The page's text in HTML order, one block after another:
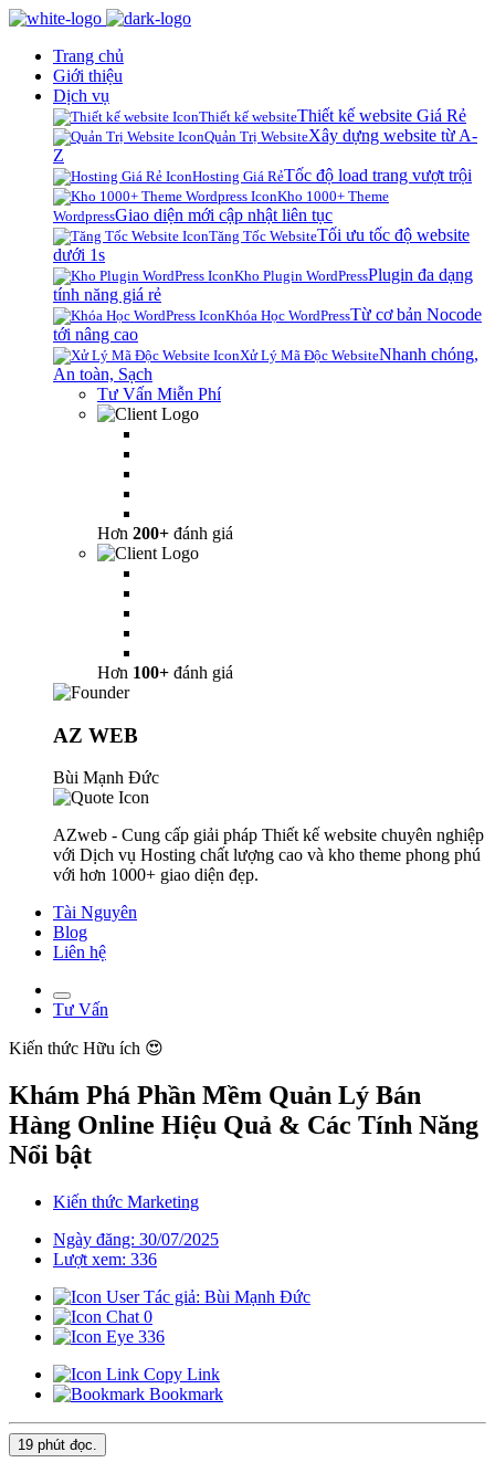
Trang chủ
Giới thiệu
Dịch vụ
Thiết kế websiteThiết kế website Giá Rẻ
Quản Trị WebsiteXây dựng website từ A-
Z
Hosting Giá RẻTốc độ load trang vượt trội
Kho 1000+ Theme
WordpressGiao diện mới cập nhật liên tục
Tăng Tốc WebsiteTối ưu tốc độ website
dưới 1s
Kho Plugin WordPressPlugin đa dạng
tính năng giá rẻ
Khóa Học WordPressTừ cơ bản Nocode
tới nâng cao
Xử Lý Mã Độc WebsiteNhanh chóng,
An toàn, Sạch
Tư Vấn Miễn Phí
Hơn 200+ đánh giá
Hơn 100+ đánh giá
AZ WEB
Bùi Mạnh Đức
AZweb - Cung cấp giải pháp Thiết kế website chuyên nghiệp
với Dịch vụ Hosting chất lượng cao và kho theme phong phú
với hơn 1000+ giao diện đẹp.
Tài Nguyên
Blog
Liên hệ
Tư Vấn
Kiến thức Hữu ích 😍
Khám Phá Phần Mềm Quản Lý Bán
Hàng Online Hiệu Quả & Các Tính Năng
Nổi bật
Kiến thức Marketing
Ngày đăng: 30/07/2025
Lượt xem: 336
Tác giả: Bùi Mạnh Đức
0
336
Copy Link
Bookmark
19 phút đọc.